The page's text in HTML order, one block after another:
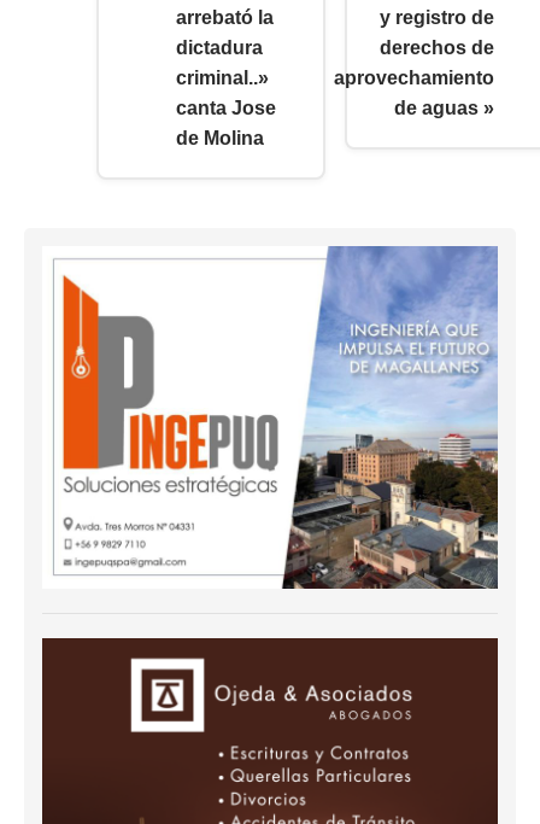
arrebató la
dictadura
criminal..»
canta Jose
de Molina
y registro de
derechos de
aprovechamiento
de aguas »